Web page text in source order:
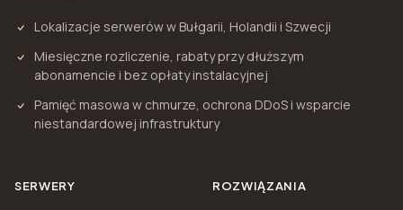
Lokalizacje serwerów w Bułgarii, Holandii i Szwecji
Miesięczne rozliczenie, rabaty przy dłuższym
abonamencie i bez opłaty instalacyjnej
Pamięć masowa w chmurze, ochrona DDoS i wsparcie
niestandardowej infrastruktury
SERWERY ROZWIĄZANIA